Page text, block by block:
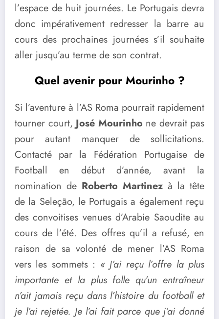
l’espace de huit journées. Le Portugais devra
donc impérativement redresser la barre au
cours des prochaines journées s’il souhaite
aller jusqu’au terme de son contrat.
Quel avenir pour Mourinho ?
Si l’aventure à l’AS Roma pourrait rapidement
tourner court, José Mourinho ne devrait pas
pour autant manquer de sollicitations.
Contacté par la Fédération Portugaise de
Football en début d’année, avant la
nomination de Roberto Martinez à la tête
de la Seleção, le Portugais a également reçu
des convoitises venues d’Arabie Saoudite au
cours de l’été. Des offres qu’il a refusé, en
raison de sa volonté de mener l’AS Roma
vers les sommets : « J’ai reçu l’offre la plus
importante et la plus folle qu’un entraîneur
n’ait jamais reçu dans l’histoire du football et
je l’ai rejetée. Je l’ai fait parce que j’ai donné